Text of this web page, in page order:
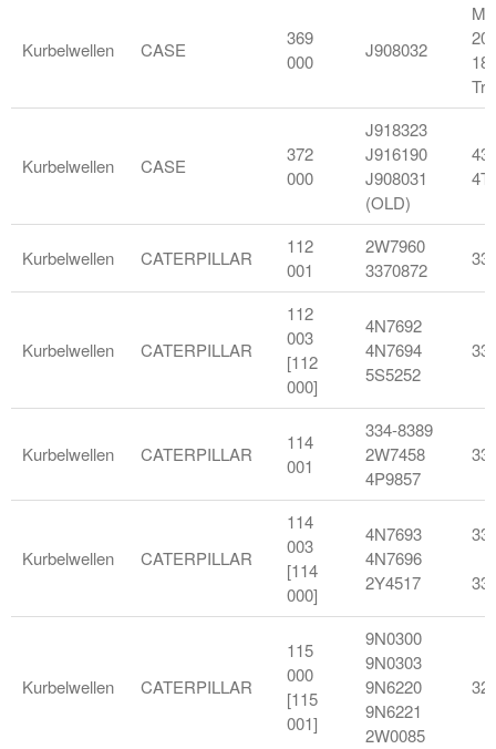
Kurbelwellen CASE
369
000
J908032
Kurbelwellen CASE
372
000
J918323
J916190
J908031
(OLD)
Kurbelwellen CATERPILLAR
112
001
2W7960
3370872
Kurbelwellen CATERPILLAR
112
003
[112
000]
4N7692
4N7694
5S5252
Kurbelwellen CATERPILLAR
114
001
334-8389
2W7458
4P9857
Kurbelwellen CATERPILLAR
114
003
[114
000]
4N7693
4N7696
2Y4517
Kurbelwellen CATERPILLAR
115
000
[115
001]
9N0300
9N0303
9N6220
9N6221
2W0085